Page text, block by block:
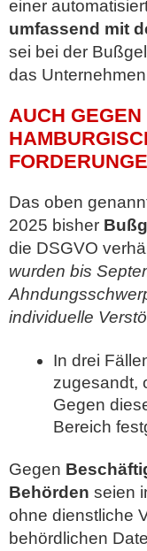
einer
umfassend mit
sei bei der
das
AUCH
Das oben
2025 bisher
die DSGVO
wurden bis
individuelle
In drei
zugesandt,
Gegen
Bereich
Gegen
Behörden seien
ohne dienstliche
behördlichen